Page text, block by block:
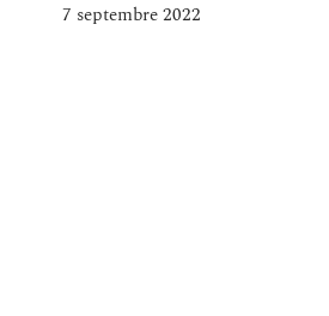
7 septembre 2022